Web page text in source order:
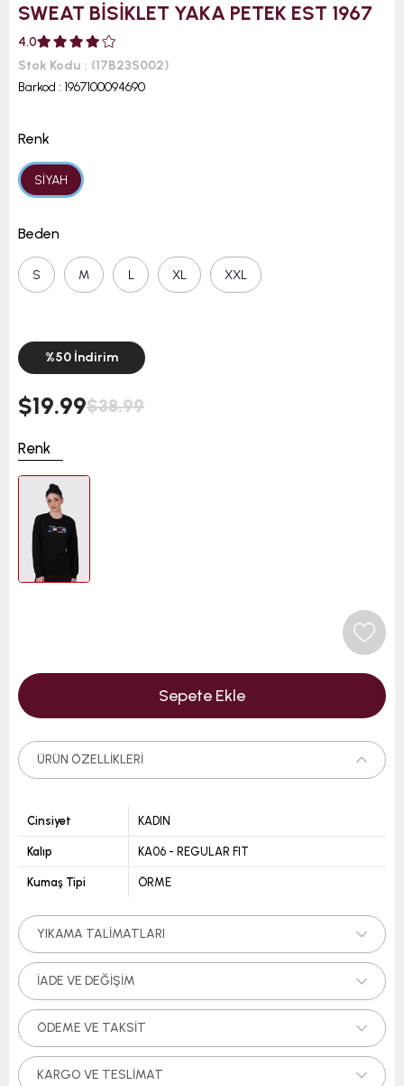
SWEAT BİSİKLET YAKA PETEK EST 1967
4.0
Stok Kodu
(17B23S002)
Barkod : 1967100094690
Renk
SİYAH
Beden
S M L XL XXL
%50 İndirim
$38.99
$19.99
Renk
ÜRÜN ÖZELLIKLERI
Cinsiyet KADIN
Kalıp KA06 - REGULAR FIT
Kumaş Tipi ÖRME
YIKAMA TALIMATLARI
İADE VE DEĞIŞIM
ÖDEME VE TAKSIT
KARGO VE TESLIMAT